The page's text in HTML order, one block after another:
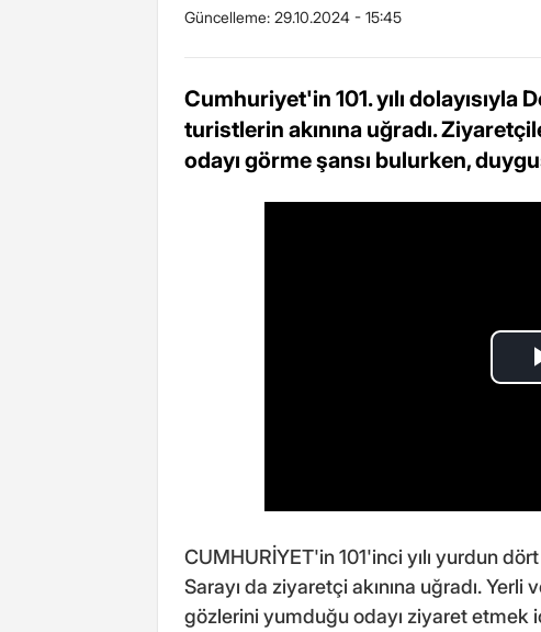
Güncelleme: 29.10.2024 - 15:45
Cumhuriyet'in 101. yılı dolayısıyla
turistlerin akınına uğradı.
odayı görme şansı bulurken,
CUMHURİYET'in 101'inci yılı yurdun
Sarayı da ziyaretçi akınına uğradı.
gözlerini yumduğu odayı ziyaret